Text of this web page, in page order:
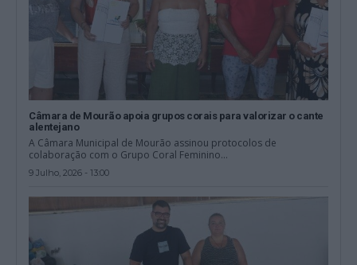
Câmara de Mourão apoia grupos corais para valorizar o cante
alentejano
A Câmara Municipal de Mourão assinou protocolos de
colaboração com o Grupo Coral Feminino...
9 Julho, 2026 - 13:00